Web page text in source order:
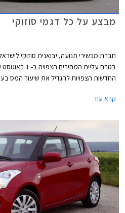
מבצע על כל דגמי סוזוקי
חברת מכשירי תנועה, יבואנית סוזוקי
בטרם עליית
החדשות הצפויות להגדיל את שיעור המס
להיפגע ממהלך זה הם דווקא הרכבים הפחות
נמוכה יותר וכפועל יוצא צפוי מחירם
נמצאים בדרגות הזיהום הגבוהות ואינם
להשתנות.
קרא עוד